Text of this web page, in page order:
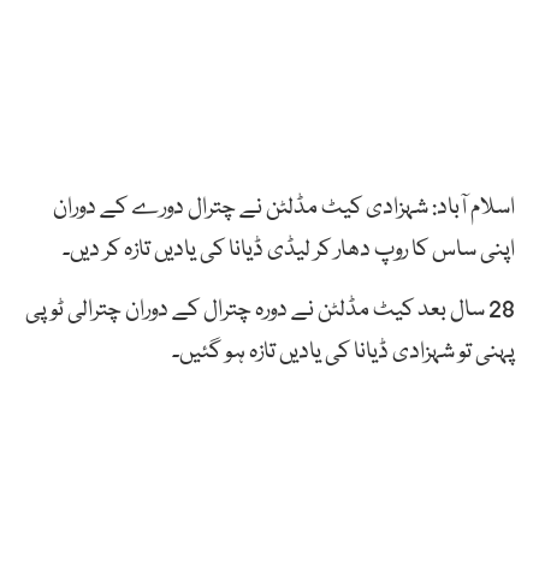
اسلام آباد: شہزادی کیٹ مڈلٹن نے چترال دورے کے دوران
اپنی ساس کا روپ دھار کر لیڈی ڈیانا کی یادیں تازہ کر دیں۔
28 سال بعد کیٹ مڈلٹن نے دورہ چترال کے دوران چترالی ٹوپی
پہنی تو شہزادی ڈیانا کی یادیں تازہ ہو گئیں۔